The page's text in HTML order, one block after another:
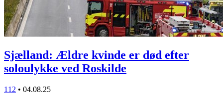
Sjælland: Ældre kvinde er død efter
soloulykke ved Roskilde
112 • 04.08.25